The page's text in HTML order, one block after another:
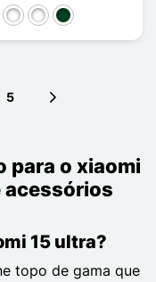
BrancoVert ClairVert Noirâtre
5
para o xiaomi
acessórios
15 ultra?
topo de gama que